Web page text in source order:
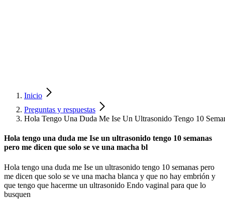
Inicio
Preguntas y respuestas
Hola Tengo Una Duda Me Ise Un Ultrasonido Tengo 10
Hola tengo una duda me Ise un ultrasonido tengo 10 semanas
pero me dicen que solo se ve una macha bl
Hola tengo una duda me Ise un ultrasonido tengo 10 semanas pero
me dicen que solo se ve una macha blanca y que no hay embrión y
que tengo que hacerme un ultrasonido Endo vaginal para que lo
busquen